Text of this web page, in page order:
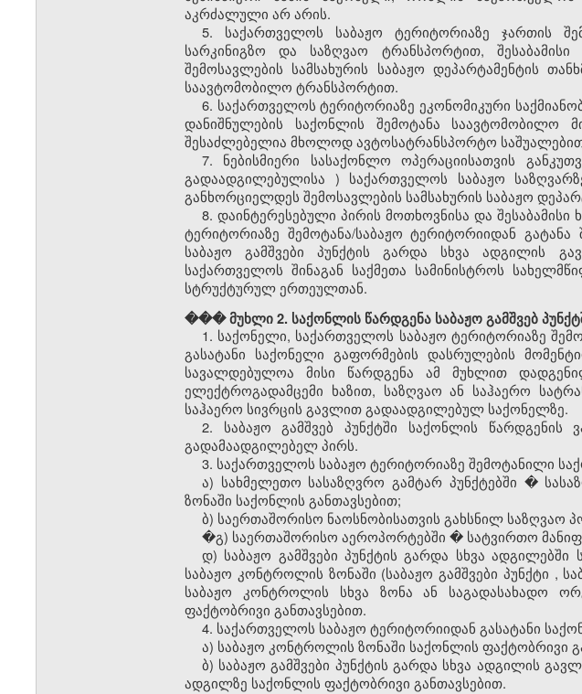
აკრძალული არ არის.
5. საქართველოს საბაჟო ტერიტორიაზე ჯართის
სარკინიგზო და საზღვაო ტრანსპორტით, შესაბამისი
შემოსავლების სამსახურის საბაჟო დეპარტამენტის
საავტომობილო ტრანსპორტით.
6. საქართველოს ტერიტორიაზე ეკონომიკური
დანიშნულების საქონლის შემოტანა საავტომობილო
შესაძლებელია მხოლოდ ავტოსატრანსპორტო
7. ნებისმიერი სასაქონლო ოპერაციისათვის
გადაადგილებულისა ) საქართველოს საბაჟო
განხორციელდეს შემოსავლების სამსახურის საბაჟო
8. დაინტერესებული პირის მოთხოვნისა და
ტერიტორიაზე შემოტანა/საბაჟოტერიტორიიდან გატანა
საბაჟო გამშვები პუნქტის გარდა სხვა ადგილის
საქართველოს შინაგან საქმეთა სამინისტროს
სტრუქტურულ ერთეულთან.
��� მუხლი 2. საქონლის წარდგენა საბაჟო გამშვებ
1. საქონელი, საქართველოს საბაჟო ტერიტორიაზე
გასატანი საქონელი გაფორმების დასრულების
სავალდებულოა მისი წარდგენა ამ მუხლით
ელექტროგადამცემი ხაზით, საზღვაო ან საჰაერო
საჰაერო სივრცის გავლით გადაადგილებულ საქონელზე.
2. საბაჟო გამშვებ პუნქტში საქონლის წარდგენის
გადამაადგილებელ პირს.
3. საქართველოს საბაჟო ტერიტორიაზე შემოტანილი
ა) სახმელეთო სასაზღვრო გამტარ პუნქტებში �
ზონაში საქონლის განთავსებით;
ბ) საერთაშორისო ნაოსნობისათვის გახსნილ საზღვაო
�გ) საერთაშორისო აეროპორტებში � სატვირთო
დ) საბაჟო გამშვები პუნქტის გარდა სხვა ადგილებში
საბაჟო კონტროლის ზონაში (საბაჟო გამშვები პუნქტი ,
საბაჟო კონტროლის სხვა ზონა ან საგადასახადო
ფაქტობრივი განთავსებით.
4. საქართველოს საბაჟო ტერიტორიიდან გასატანი
ა) საბაჟო კონტროლის ზონაში საქონლის ფაქტობრივი
ბ) საბაჟო გამშვები პუნქტის გარდა სხვა ადგილის
ადგილზე საქონლის ფაქტობრივი განთავსებით.